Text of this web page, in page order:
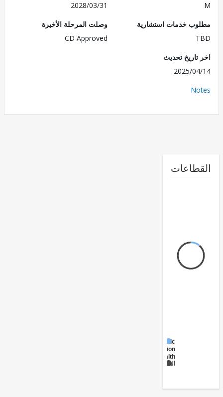
2028/03/31
خدمات استشارية
وصلت المرحلة الأخيرة
CD Approved
تحديث
2025/
Administration